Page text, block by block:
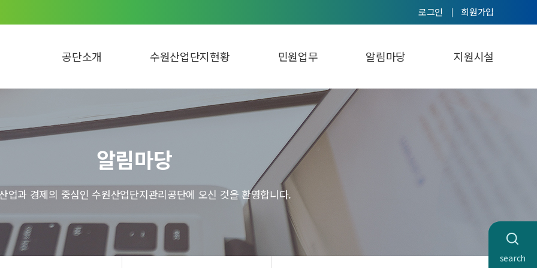
로그인 회원가입
공단소개 수원산업단지현황 민원업무 알림마당 지원시설
알림마당
업과 경제의 중심인 수원산업단지관리공단에 오신 것을 환영합니다.
search